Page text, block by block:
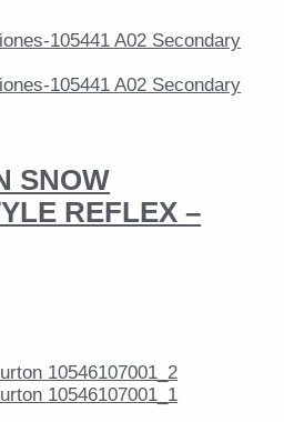
SNOW
REFLEX –